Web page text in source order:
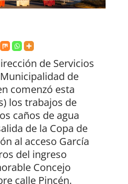
de Servicios
de
comenzó esta
los trabajos de
caños de agua
de la Copa de
al acceso García
del ingreso
Concejo
calle Pincén.